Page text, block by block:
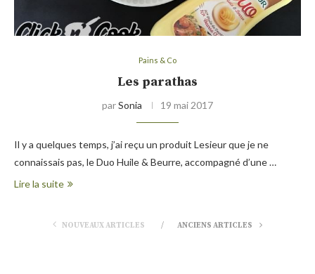
Pains & Co
Les parathas
parSonia 19 mai 2017
Il y a quelques temps, j’ai reçu un produit Lesieur que je ne
connaissais pas, le Duo Huile & Beurre, accompagné d’une …
Lire la suite
NOUVEAUX ARTICLES ANCIENS ARTICLES